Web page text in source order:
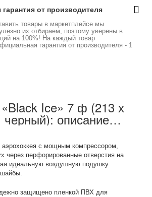
от производителя
товары в маркетплейсе мы
их отбираем, поэтому уверены в
на 100%! На каждый товар
гарантия от производителя - 1
Ice» 7 ф (213 х
описание
с мощным компрессором,
через перфорированные отверстия на
идеальную воздушную подушку
защищено пленкой ПВХ для